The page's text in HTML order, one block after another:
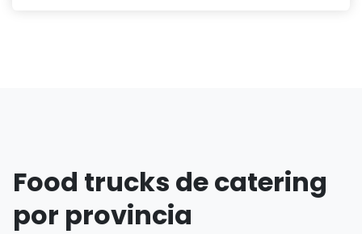
Food trucks de catering
por provincia